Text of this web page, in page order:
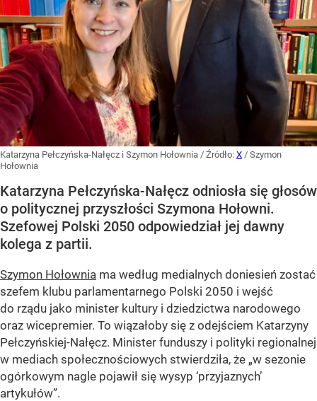
Katarzyna Pełczyńska-Nałęcz i Szymon Hołownia / Źródło: X / Szymon
Hołownia
Katarzyna Pełczyńska-Nałęcz odniosła się głosów
o politycznej przyszłości Szymona Hołowni.
Szefowej Polski 2050 odpowiedział jej dawny
kolega z partii.
Szymon Hołownia ma według medialnych doniesień zostać
szefem klubu parlamentarnego Polski 2050 i wejść
do rządu jako minister kultury i dziedzictwa narodowego
oraz wicepremier. To wiązałoby się z odejściem Katarzyny
Pełczyńskiej-Nałęcz. Minister funduszy i polityki regionalnej
w mediach społecznościowych stwierdziła, że „w sezonie
ogórkowym nagle pojawił się wysyp ‘przyjaznych’
artykułów”.